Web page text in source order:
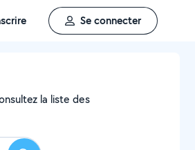
Se connecter
la liste des